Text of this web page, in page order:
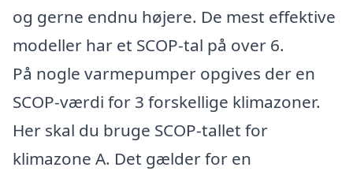
og gerne endnu højere. De mest effektive
modeller har et SCOP-tal på over 6.
På nogle varmepumper opgives der en
SCOP-værdi for 3 forskellige klimazoner.
Her skal du bruge SCOP-tallet for
klimazone A. Det gælder for en